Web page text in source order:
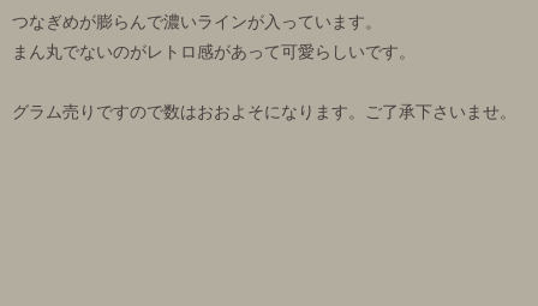
つなぎめが膨らんで濃いラインが入っています。
まん丸でないのがレトロ感があって可愛らしいです。
グラム売りですので数はおおよそになります。ご了承下さいませ。